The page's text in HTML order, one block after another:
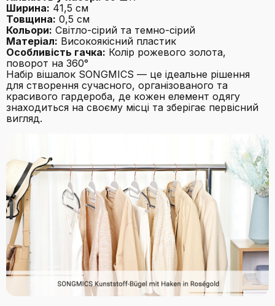
Ширина: 41,5 см
Товщина: 0,5 см
Кольори: Світло-сірий та темно-сірий
Матеріал: Високоякісний пластик
Особливість гачка: Колір рожевого золота,
поворот на 360°
Набір вішалок SONGMICS — це ідеальне рішення
для створення сучасного, організованого та
красивого гардероба, де кожен елемент одягу
знаходиться на своєму місці та зберігає первісний
вигляд.